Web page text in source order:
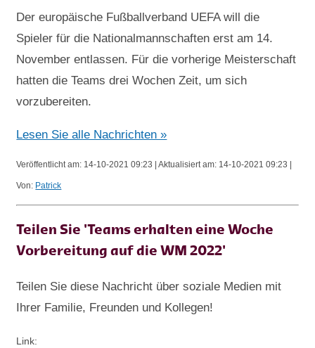
Der europäische Fußballverband UEFA will die
Spieler für die Nationalmannschaften erst am 14.
November entlassen. Für die vorherige Meisterschaft
hatten die Teams drei Wochen Zeit, um sich
vorzubereiten.
Lesen Sie alle Nachrichten »
Veröffentlicht am: 14-10-2021 09:23 | Aktualisiert am: 14-10-2021 09:23 |
Von: Patrick
Teilen Sie 'Teams erhalten eine Woche
Vorbereitung auf die WM 2022'
Teilen Sie diese Nachricht über soziale Medien mit
Ihrer Familie, Freunden und Kollegen!
Link: